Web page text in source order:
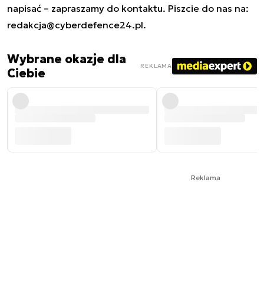
napisać – zapraszamy do kontaktu. Piszcie do nas na:
redakcja@cyberdefence24.pl.
Wybrane okazje dla
Ciebie
REKLAMA
Reklama